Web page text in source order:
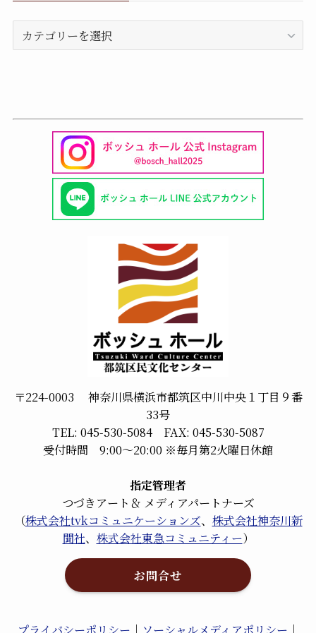
テ
〒224-0003 神奈川県横浜市都筑区中川中央１丁目９番
33号
TEL: 045-530-5084 FAX: 045-530-5087
受付時間 9:00～20:00 ※毎月第2火曜日休館
指定管理者
つづきアート＆ メディアパートナーズ
（株式会社tvkコミュニケーションズ、 株式会社神奈川新
聞社、 株式会社東急コミュニティー）
お問合せ